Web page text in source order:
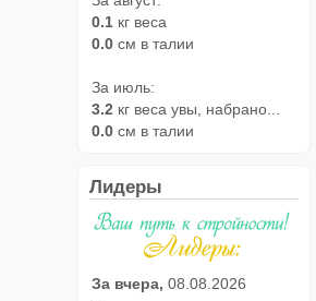
0.1 кг веса
0.0 см в талии
За июль:
3.2 кг веса увы, набрано...
0.0 см в талии
Лидеры
За вчера, 08.08.2026